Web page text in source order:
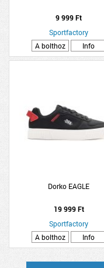
9 999 Ft
Sportfactory
A bolthoz
Info
Dorko EAGLE
19 999 Ft
Sportfactory
A bolthoz
Info